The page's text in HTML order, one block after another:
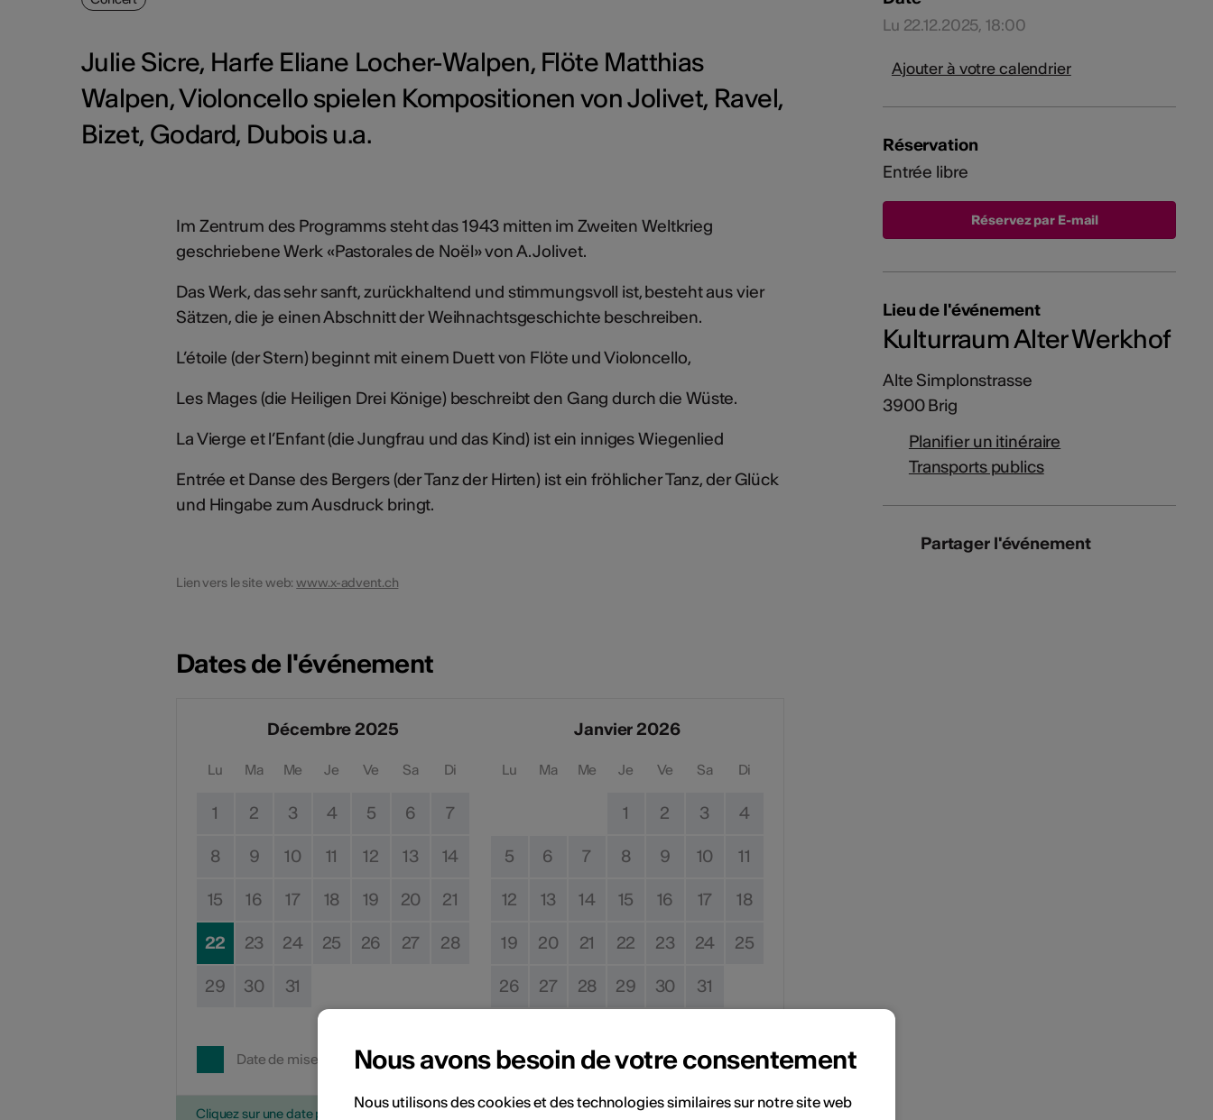
Julie Sicre, Harfe Eliane Locher-Walpen, Flöte Matthias
Walpen, Violoncello spielen Kompositionen von Jolivet, Ravel,
Bizet, Godard, Dubois u.a.
Im Zentrum des Programms steht das 1943 mitten im Zweiten Weltkrieg
geschriebene Werk «Pastorales de Noël» von A. Jolivet.
Das Werk, das sehr sanft, zurückhaltend und stimmungsvoll ist, besteht aus vier
Sätzen, die je einen Abschnitt der Weihnachtsgeschichte beschreiben.
L’étoile (der Stern) beginnt mit einem Duett von Flöte und Violoncello,
Les Mages (die Heiligen Drei Könige) beschreibt den Gang durch die Wüste.
La Vierge et l’Enfant (die Jungfrau und das Kind) ist ein inniges Wiegenlied
Entrée et Danse des Bergers (der Tanz der Hirten) ist ein fröhlicher Tanz, der Glück
und Hingabe zum Ausdruck bringt.
Lien vers le site web:www.x-advent.ch
Dates de l'événement
Décembre 2025
Lu Ma Me Je Ve Sa Di
1 2 3 4 5 6 7
8 9 10 11 12 13 14
15 16 17 18 19 20 21
22 23 24 25 26 27 28
29 30 31
Janvier 2026
Lu Ma Me Je Ve Sa Di
1 2 3 4
5 6 7 8 9 10 11
12 13 14 15 16 17 18
19 20 21 22 23 24 25
26 27 28 29 30 31
Date de mise en œuvre Pas de date de mise en œuvre
Cliquez sur une date pour ajouter l'événement à votre calendrier.
Lu 22.12.2025, 18:00
Ajouter à votre calendrier
Réservation
Entrée libre
Réservez par E-mail
Lieu de l'événement
Kulturraum Alter Werkhof
Alte Simplonstrasse
3900 Brig
Planifier un itinéraire
Transports publics
Partager l'événement
Nous avons besoin de votre consentement
Nous utilisons des cookies et des technologies similaires sur notre site web